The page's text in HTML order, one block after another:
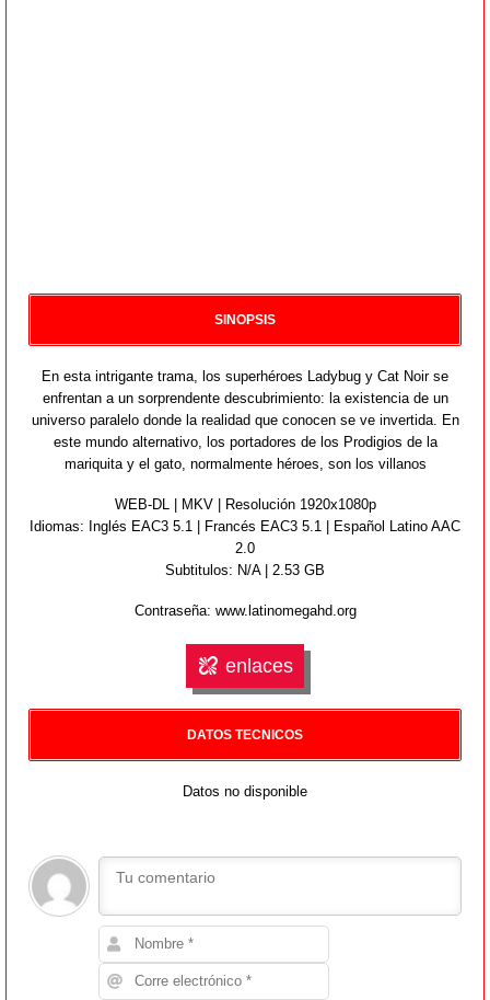
SINOPSIS
En esta intrigante trama, los superhéroes Ladybug y Cat Noir se
enfrentan a un sorprendente descubrimiento: la existencia de un
universo paralelo donde la realidad que conocen se ve invertida. En
este mundo alternativo, los portadores de los Prodigios de la
mariquita y el gato, normalmente héroes, son los villanos
WEB-DL | MKV | Resolución 1920x1080p
Idiomas: Inglés EAC3 5.1 | Francés EAC3 5.1 | Español Latino AAC
2.0
Subtitulos: N/A | 2.53 GB
Contraseña: www.latinomegahd.org
enlaces
DATOS TECNICOS
Datos no disponible